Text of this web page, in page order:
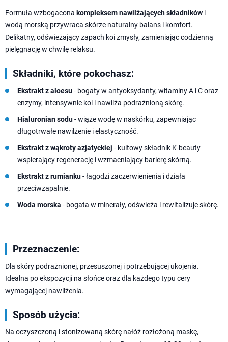
Formuła wzbogacona kompleksem nawilżających składników i
wodą morską przywraca skórze naturalny balans i komfort.
Delikatny, odświeżający zapach koi zmysły, zamieniając codzienną
pielęgnację w chwilę relaksu.
Składniki, które pokochasz:
Ekstrakt z aloesu- bogaty w antyoksydanty, witaminy A i C oraz
enzymy, intensywnie koi i nawilża podrażnioną skórę.
Hialuronian sodu- wiąże wodę w naskórku, zapewniając
długotrwałe nawilżenie i elastyczność.
Ekstrakt z wąkroty azjatyckiej - kultowy składnik K-beauty
wspierający regenerację i wzmacniający barierę skórną.
Ekstrakt z rumianku- łagodzi zaczerwienienia i działa
przeciwzapalnie.
Woda morska - bogata w minerały, odświeża i rewitalizuje skórę.
Przeznaczenie:
Dla skóry podrażnionej, przesuszonej i potrzebującej ukojenia.
Idealna po ekspozycji na słońce oraz dla każdego typu cery
wymagającej nawilżenia.
Sposób użycia:
Na oczyszczoną i stonizowaną skórę nałóż rozłożoną maskę,